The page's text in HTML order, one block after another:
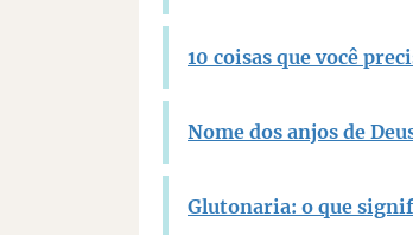
10 coisas que você
Nome dos anjos de
Glutonaria: o que